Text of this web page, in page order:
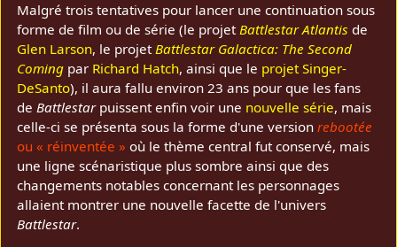
Malgré trois tentatives pour lancer une continuation sous
forme de film ou de série (le projetBattlestar Atlantis de
Glen Larson, le projetBattlestar Galactica: The Second
Coming par Richard Hatch, ainsi que le projet Singer-
DeSanto), il aura fallu environ 23 ans pour que les fans
deBattlestarpuissent enfin voir une nouvelle série, mais
celle-ci se présenta sous la forme d'une versionrebootée
ou « réinventée » où le thème central fut conservé, mais
une ligne scénaristique plus sombre ainsi que des
changements notables concernant les personnages
allaient montrer une nouvelle facette de l'univers
Battlestar.